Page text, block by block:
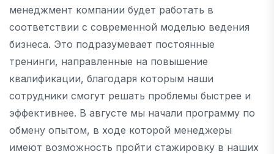
менеджмент компании будет работать в
соответствии с современной моделью ведения
бизнеса. Это подразумевает постоянные
тренинги, направленные на повышение
квалификации, благодаря которым наши
сотрудники смогут решать проблемы быстрее и
эффективнее. В августе мы начали программу по
обмену опытом, в ходе которой менеджеры
имеют возможность пройти стажировку в наших